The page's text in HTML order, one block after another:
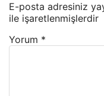
E-posta adresiniz
ile işaretlenmişlerdir
Yorum *